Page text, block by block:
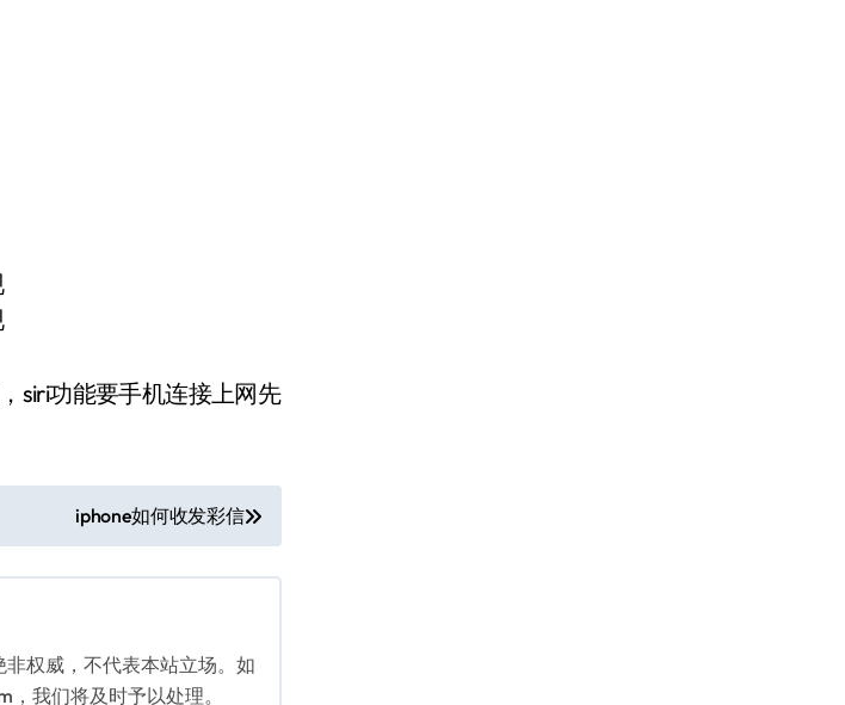
siri功能要手机连接上网先
iphone如何收发彩信
权威，不代表本站立场。如
我们将及时予以处理。